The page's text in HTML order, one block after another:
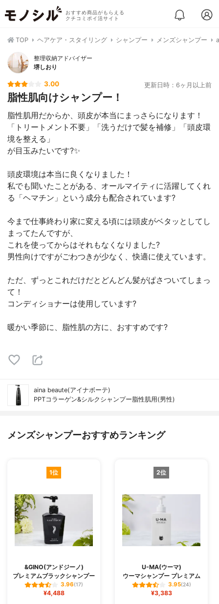
おすすめ商品がもらえる
クチコミポイ活サイト
TOP ヘアケア・スタイリング シャンプー メンズシャンプー
整理収納アドバイザー
堺しおり
3.00 更新日時：6ヶ月以上前
脂性肌向けシャンプー！
脂性肌用だからか、頭皮が本当にまっさらになります！
「トリートメント不要」「洗うだけで髪を補修」「頭皮環
境を整える」
が目玉みたいです?✨
頭皮環境は本当に良くなりました！
私でも聞いたことがある、オールマイティに活躍してくれ
る「ヘマチン」という成分も配合されています?
今まで仕事終わり家に変える頃には頭皮がベタッとしてし
まってたんですが、
これを使ってからはそれもなくなりました?
男性向けですがごわつきが少なく、快適に使えています。
ただ、ずっとこれだけだとどんどん髪がぱさついてしまっ
て！
コンディショナーは使用しています?
暖かい季節に、脂性肌の方に、おすすめです?
aina beaute(アイナボーテ)
PPTコラーゲン&シルクシャンプー脂性肌用(男性)
メンズシャンプーおすすめランキング
1位
&GINO(アンドジーノ)
プレミアムブラックシャンプー
3.96(17)
¥4,488
2位
U-MA(ウーマ)
ウーマシャンプー プレミアム
3.95(24)
¥3,383